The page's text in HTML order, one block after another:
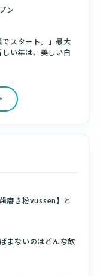
ン
スタート。」最大
い年は、美しい白
磨き粉vussen】と
まないのはどんな飲